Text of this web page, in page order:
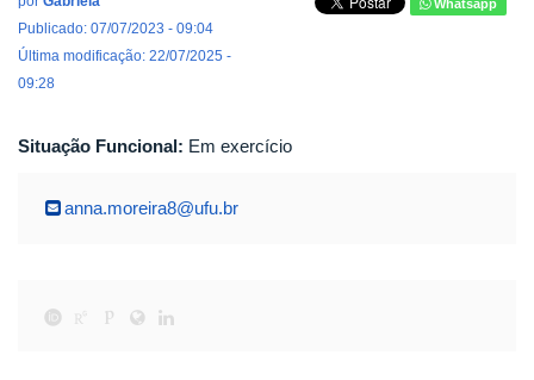
Publicado: 07/07/2023 - 09:04
Última modificação: 22/07/2025 -
09:28
Whatsapp
Situação Funcional: Em exercício
anna.moreira8@ufu.br